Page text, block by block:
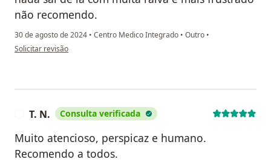
não recomendo.
30 de agosto de 2024 • Centro Medico Integrado • Outro •
na opinião do utilizador Giovani
Solicitar revisão
T. N. Consulta verificada
Muito atencioso, perspicaz e humano.
Recomendo a todos.